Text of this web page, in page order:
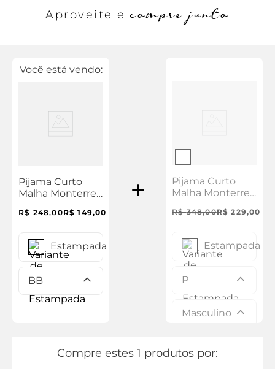
Aproveite ecompre junto
Você está vendo:
Pijama Curto
Malha Monterrey
R$ 248,00R$ 149,00
Estampada
BB
Pijama Curto
Malha Monterrey
R$ 348,00R$ 229,00
Estampada
P
Masculino
Compre estes 1 produtos por: